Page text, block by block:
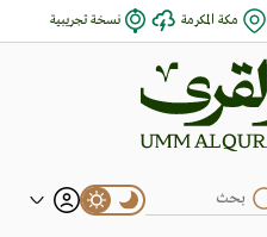
مكة المكرمة نسخة تجريبية